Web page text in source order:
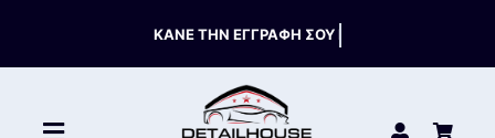
content